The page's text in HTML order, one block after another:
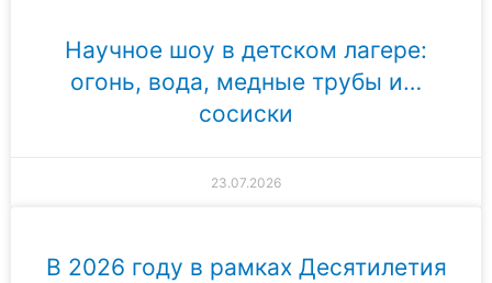
Научное шоу в детском лагере:
огонь, вода, медные трубы и…
сосиски
23.07.2026
В 2026 году в рамках Десятилетия